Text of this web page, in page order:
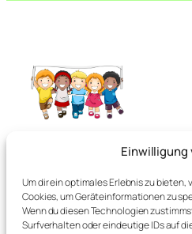
Um dir ein optimales Erlebnis zu
Cookies, um Geräteinformationen zu
Wenn du diesen Technologien
Surfverhalten oder eindeutige IDs auf
English Easy
Vorsprung für’s Leben